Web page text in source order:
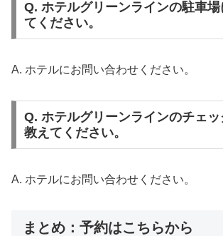
Q. ホテルグリーンラインの駐車場
てください。
A. ホテルにお問い合わせください。
Q. ホテルグリーンラインのチェ
教えてください。
A. ホテルにお問い合わせください。
まとめ：予約はこちらから